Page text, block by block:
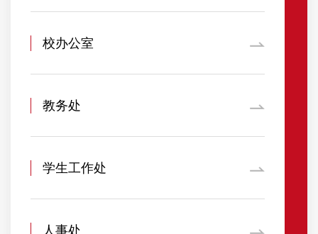
校办公室
教务处
学生工作处
人事处